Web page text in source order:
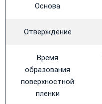
Основа
Отверждение
Время
образования
поверхностной
пленки